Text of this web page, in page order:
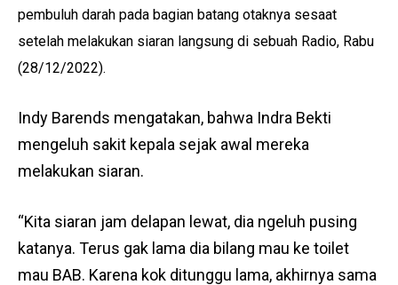
pembuluh darah pada bagian batang otaknya sesaat
setelah melakukan siaran langsung di sebuah Radio, Rabu
(28/12/2022).
Indy Barends mengatakan, bahwa Indra Bekti
mengeluh sakit kepala sejak awal mereka
melakukan siaran.
“Kita siaran jam delapan lewat, dia ngeluh pusing
katanya. Terus gak lama dia bilang mau ke toilet
mau BAB. Karena kok ditunggu lama, akhirnya sama